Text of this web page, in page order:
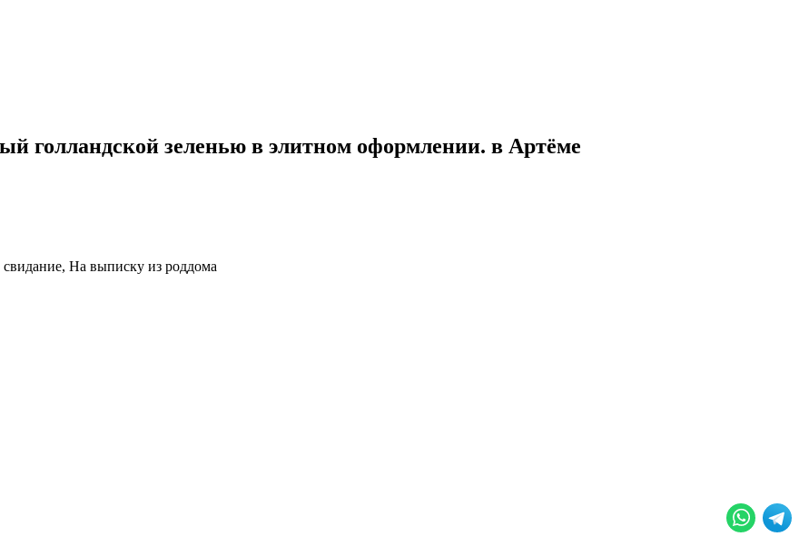
голландской зеленью в элитном оформлении. в Артёме
На выписку из роддома